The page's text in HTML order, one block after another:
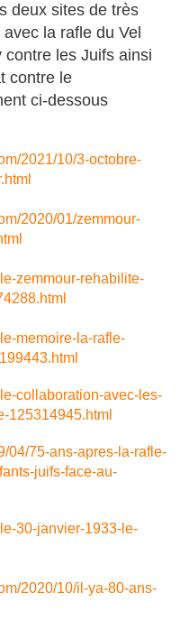
deux sites de très
la rafle du Vel
les Juifs ainsi
contre le
ci-dessous
2021/10/3-octobre-
2020/01/zemmour-
zemmour-rehabilite-
memoire-la-rafle-
collaboration-avec-les-
125314945.html
04/75-ans-apres-la-rafle-
juifs-face-au-
30-janvier-1933-le-
2020/10/il-ya-80-ans-